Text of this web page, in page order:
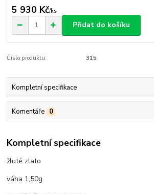
5 930 Kč/ks
Přidat do košíku
Číslo produktu: 315
Kompletní specifikace
Komentáře 0
Kompletní specifikace
žluté zlato
váha 1,50g